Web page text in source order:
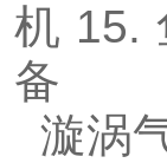
机 15.
备
漩涡